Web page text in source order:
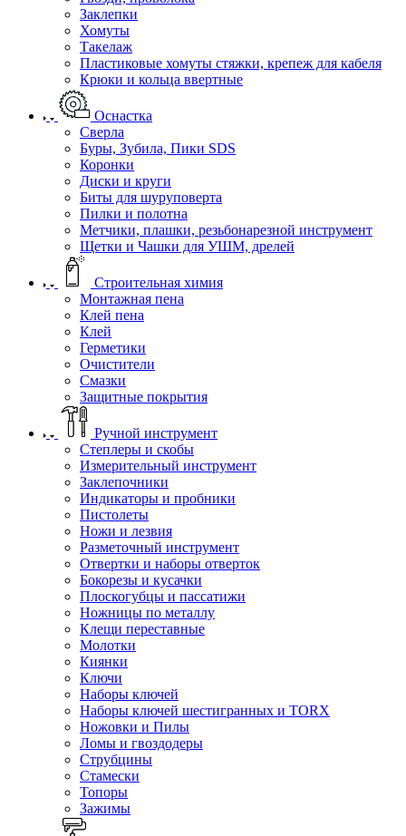
Заклепки
Хомуты
Такелаж
Пластиковые хомуты стяжки, крепеж для кабеля
Крюки и кольца ввертные
Оснастка
Сверла
Буры, Зубила, Пики SDS
Коронки
Диски и круги
Биты для шуруповерта
Пилки и полотна
Метчики, плашки, резьбонарезной инструмент
Щетки и Чашки для УШМ, дрелей
Строительная химия
Монтажная пена
Клей пена
Клей
Герметики
Очистители
Смазки
Защитные покрытия
Ручной инструмент
Степлеры и скобы
Измерительный инструмент
Заклепочники
Индикаторы и пробники
Пистолеты
Ножи и лезвия
Разметочный инструмент
Отвертки и наборы отверток
Бокорезы и кусачки
Плоскогубцы и пассатижи
Ножницы по металлу
Клещи переставные
Молотки
Киянки
Ключи
Наборы ключей
Наборы ключей шестигранных и TORX
Ножовки и Пилы
Ломы и гвоздодеры
Струбцины
Стамески
Топоры
Зажимы